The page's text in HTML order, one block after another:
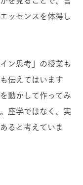
ッセンスを体得し
ン思考」の授業も
伝えてはいます
動かして作ってみ
座学ではなく、実
ると考えていま